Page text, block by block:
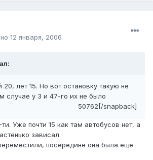
12 января, 2006
лет 15. Но вот остановку такую не
случае у 3 и 47-го их не было
50762[/snapback]
Уже почти 15 как там автобусов нет, а
зависал.
посередине она была еще